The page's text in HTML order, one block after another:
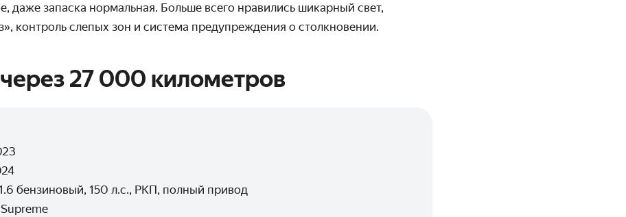
даже запаска нормальная. Больше всего нравились шикарный свет,
контроль слепых зон и система предупреждения о столкновении.
27 000 километров
бензиновый, 150 л.с., РКП, полный привод
Supreme